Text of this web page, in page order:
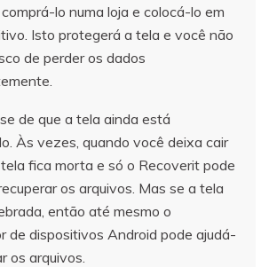
lo numa loja e colocá-lo em
Isto protegerá a tela e você não
de perder os dados
de que a tela ainda está
Às vezes, quando você deixa cair
tela fica morta e só o Recoverit pode
os arquivos. Mas se a tela
então até mesmo o
de dispositivos Android pode ajudá-
os arquivos.